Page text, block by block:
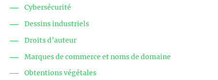
Cybersécurité
Dessins industriels
Droits d’auteur
Marques de commerce et noms de domaine
Obtentions végétales